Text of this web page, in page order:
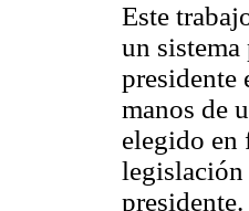
Este
un
presidente
manos de
elegido en
legislación